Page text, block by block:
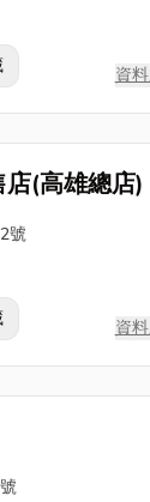
資
(高雄總店)
號
資